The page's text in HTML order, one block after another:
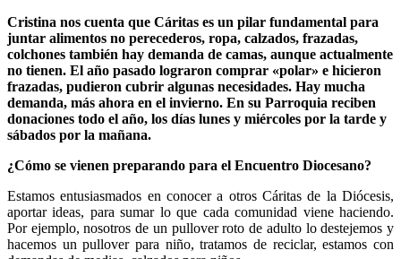
Cristina nos cuenta que Cáritas es un pilar fundamental para
juntar alimentos no perecederos, ropa, calzados, frazadas,
colchones también hay demanda de camas, aunque actualmente
no tienen. El año pasado lograron comprar «polar» e hicieron
frazadas, pudieron cubrir algunas necesidades. Hay mucha
demanda, más ahora en el invierno. En su Parroquia reciben
donaciones todo el año, los días lunes y miércoles por la tarde y
sábados por la mañana.
¿Cómo se vienen preparando para el Encuentro Diocesano?
Estamos entusiasmados en conocer a otros Cáritas de la Diócesis,
aportar ideas, para sumar lo que cada comunidad viene haciendo.
Por ejemplo, nosotros de un pullover roto de adulto lo destejemos y
hacemos un pullover para niño, tratamos de reciclar, estamos con